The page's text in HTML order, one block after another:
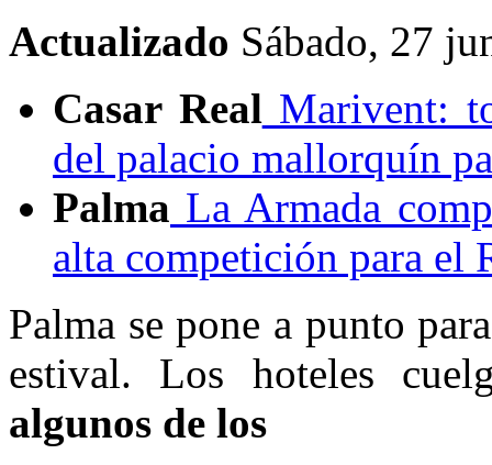
Actualizado Sábado, 27
Casar Real Marivent:
del palacio mallorquín
Palma La Armada
alta competición para el
Palma se pone a punto
estival. Los hoteles
algunos de los